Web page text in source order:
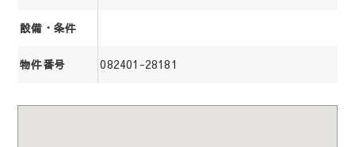
設備・条件
物件番号 082401-28181